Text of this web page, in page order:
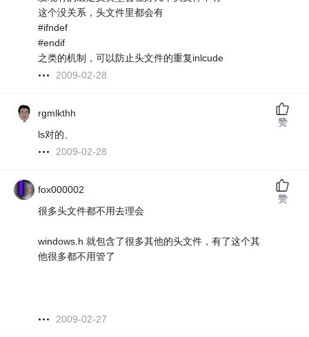
这个没关系，头文件里都会有
#ifndef
#endif
之类的机制，可以防止头文件的重复inlcude
2009-02-28
rgmlkthh
ls对的、
2009-02-28
赞
fox000002
很多头文件都不用去理会
windows.h 就包含了很多其他的头文件，有了这个其
他很多都不用管了
2009-02-27
赞